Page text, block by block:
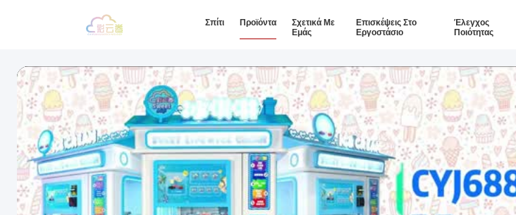
Σπίτι Προϊόντα
Σχετικά Με
Εμάς
Επισκέψεις Στο
Εργοστάσιο
Έλεγχος
Ποιότητας